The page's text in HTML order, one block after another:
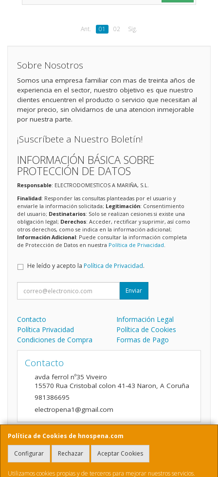
Ant. 01 02 Sig.
Política de Cookies de hnospena.com
Configurar Rechazar Aceptar Cookies
Utilizamos cookies propias y de terceros para mejorar nuestros servicios.
Sobre Nosotros
Somos una empresa familiar con mas de treinta años de
experiencia en el sector, nuestro objetivo es que nuestro
clientes encuentren el producto o servicio que necesitan al
mejor precio, sin olvidarnos de una atencion inmejorable
por nuestra parte.
¡Suscríbete a Nuestro Boletín!
INFORMACIÓN BÁSICA SOBRE
PROTECCIÓN DE DATOS
Responsable: ELECTRODOMESTICOS A MARIÑA, S.L.
Finalidad: Responder las consultas planteadas por el usuario y
enviarle la información solicitada; Legitimación: Consentimiento
del usuario; Destinatarios: Solo se realizan cesiones si existe una
obligación legal; Derechos: Acceder, rectificar y suprimir, así como
otros derechos, como se indica en la información adicional;
Información Adicional: Puede consultar la información completa
de Protección de Datos en nuestra Política de Privacidad
He leído y acepto la Política de Privacidad.
Enviar
Contacto
Información Legal
Política Privacidad
Política de Cookies
Condiciones de Compra
Formas de Pago
Contacto
avda ferrol nº35 Viveiro
15570 Rua Cristobal colon 41-43 Naron, A Coruña
981386695
electropena1@gmail.com
Horario
9:00 a 14:00 y de 16:00 A 20:00